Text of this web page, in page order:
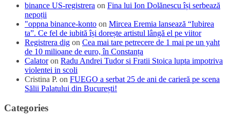
binance US-registrera on Fina lui Ion Dolănescu își serbează
nepoții
"oppna binance-konto on Mircea Eremia lansează “Iubirea
ta”. Ce fel de iubită își dorește artistul lângă el pe viitor
Registrera dig on Cea mai tare petrecere de 1 mai pe un yaht
de 10 milioane de euro, în Constanța
Calatoron Radu Andrei Tudor si Fratii Stoica lupta impotriva
violentei in scoli
Cristina P. on FUEGO a serbat 25 de ani de carieră pe scena
Sălii Palatului din București!
Categories